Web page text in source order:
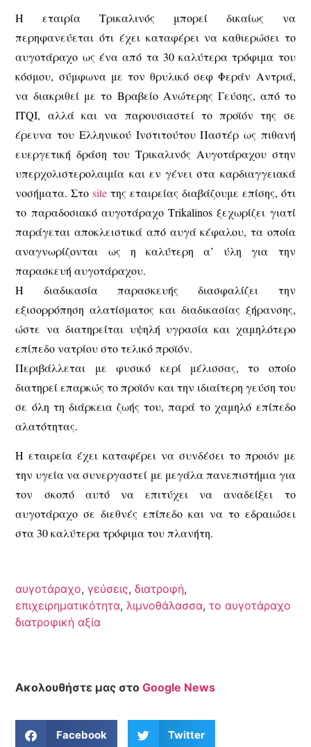
Η εταιρία Τρικαλινός μπορεί δικαίως να
περηφανεύεται ότι έχει καταφέρει να καθιερώσει το
αυγοτάραχο ως ένα από τα 30 καλύτερα τρόφιμα του
κόσμου, σύμφωνα με τον θρυλικό σεφ Φεράν Αντριά,
να διακριθεί με το Βραβείο Ανώτερης Γεύσης, από το
ITQI, αλλά και να παρουσιαστεί το προϊόν της σε
έρευνα του Ελληνικού Ινστιτούτου Παστέρ ως πιθανή
ευεργετική δράση του Τρικαλινός Αυγοτάραχου στην
υπερχολιστερολαιμία και εν γένει στα καρδιαγγειακά
νοσήματα. Στοsite της εταιρείας διαβάζουμε επίσης, ότι
το παραδοσιακό αυγοτάραχο Τrikalinos ξεχωρίζει γιατί
παράγεται αποκλειστικά από αυγά κέφαλου, τα οποία
αναγνωρίζονται ως η καλύτερη α’ ύλη για την
παρασκευή αυγοτάραχου.
Η διαδικασία παρασκευής διασφαλίζει την
εξισορρόπηση αλατίσματος και διαδικασίας ξήρανσης,
ώστε να διατηρείται υψηλή υγρασία και χαμηλότερο
επίπεδο νατρίου στο τελικό προϊόν.
Περιβάλλεται με φυσικό κερί μέλισσας, το οποίο
διατηρεί επαρκώς το προϊόν και την ιδιαίτερη γεύση του
σε όλη τη διάρκεια ζωής του, παρά το χαμηλό επίπεδο
αλατότητας.
Η εταιρεία έχει καταφέρει να συνδέσει το προιόν με
την υγεία να συνεργαστεί με μεγάλα πανεπιστήμια για
τον σκοπό αυτό να επιτύχει να αναδείξει το
αυγοτάραχο σε διεθνές επίπεδο και να το εδραιώσει
στα 30 καλύτερα τρόφιμα του πλανήτη.
αυγοτάραχο,γεύσεις,διατροφή,
επιχειρηματικότητα,λιμνοθάλασσα,το αυγοτάραχο
διατροφική αξία
Ακολουθήστε μας στοGoogle News
Facebook Twitter